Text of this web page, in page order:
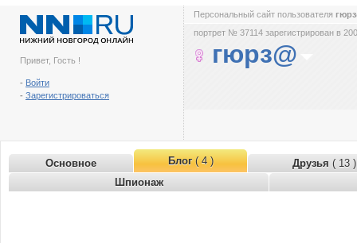
Привет, Гость !
- Войти
- Зарегистрироваться
Персональный сайт пользователя
портрет № 37114 зарегистрирован в
гюрз@
Основное Блог( 4 ) Друзья ( 13 )
Шпионаж